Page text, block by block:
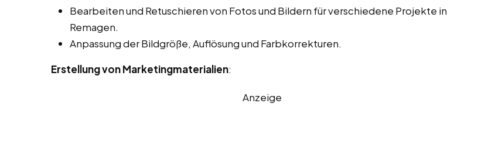
Bearbeiten und Retuschieren von Fotos und Bildern für verschiedene Projekte in
Remagen.
Anpassung der Bildgröße, Auflösung und Farbkorrekturen.
Erstellung von Marketingmaterialien:
Anzeige